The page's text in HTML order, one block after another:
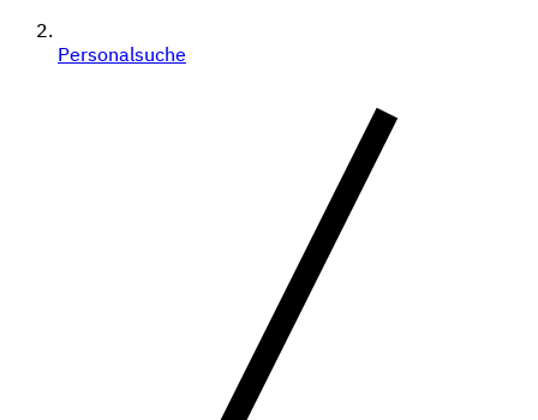
Personalsuche